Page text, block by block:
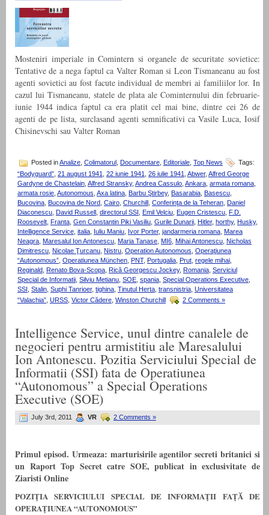
Mosteniri imperiale in Comintern si organele de securitate sovietice:
Tentative de a nega faptul ca Valter Roman si Leon Tismaneanu au fost
agenti sovietici au fost facute individual de membri ai familiilor lor. In
cazul lui Tismaneanu, statele de plata ale Cominternului din februarie-
iunie 1944 indica faptul ca era platit cel mai bine, dintre cei 26 de
agenti de pe lista, surclasand agenti semnificativi ca Vasile Luca, Iosif
Chisinevschi sau Valter Roman
Posted inAnalize Colimatorul Documentare Editoriale Top News
Tags:
“Bodyguard” 21 august 1941 22 iunie 1941 26 iulie 1941 Abwer, Alfred George
Gardyne de Chastelain Alfred Stransky, Andrea Cassulo Ankara armata romana
armata rosie Autonomous Axa latina Barbu Ştirbey, Basarabia Basescu
Bucovina
Bucovina de Nord Cairo Churchill Conferinţa de la Teheran
Daniel
Diaconescu
David Russell directorul SSI Emil Velciu Eugen Cristescu
F.D.
Roosevelt
Franta Gen Constantin Piki Vasiliu Gurile Dunarii Hitler, horthy, Husky,
Intelligence Service italia Iuliu Maniu Ivor Porter, jandarmeria romana Marea
Neagra Maresalul Ion Antonescu Maria Tanase MI6 Mihai Antonescu Nicholas
Dimitrescu Nicolae Ţurcanu Nistru Operation Autonomous Operaţiunea
“Autonomous” Operatiunea München PNT, Portugalia Prut regele mihai
Reginald
Renato Bova-Scopa Rică Georgescu Jockey, Romania Serviciul
Special de Informatii Silviu Metianu SOE spania Special Operations Executive
SSI
Stalin Suphi Tanrioer, tighina Tinutul Herta transnistria Universitatea
“Valachia” URSS Victor Cădere Winston Churchill 2 Comments »
Intelligence Service, unul dintre canalele de
negocieri pentru armistitiu ale Maresalului
Ion Antonescu. Pozitia Serviciului Special de
Informatii (SSI) fata de Operatiunea
“Autonomous” a Special Operations
Executive (SOE)
July 3rd, 2011 VR 2 Comments »
Primul episod. Urmeaza: marturisirile agentilor secreti britanici si
un Raport Top Secret catre SOE, publicat in exclusivitate de
Ziaristi Online
POZIŢIA SERVICIULUI SPECIAL DE INFORMAŢII FAŢĂ DE
OPERAŢIUNEA “AUTONOMOUS”